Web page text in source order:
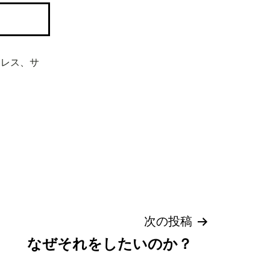
ス、サ
次の投稿
なぜそれをしたいのか？